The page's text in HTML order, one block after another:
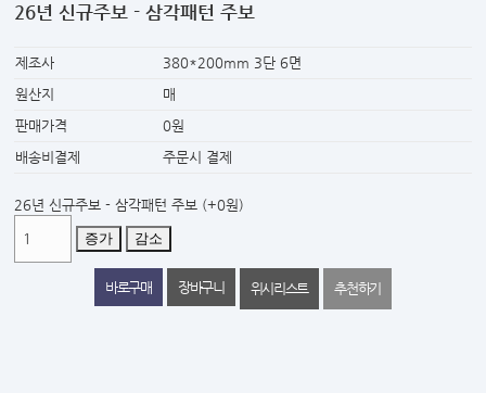
26년 신규주보 - 삼각패턴 주보
제조사
380*200mm 3단 6면
원산지
매
판매가격
0원
배송비결제
주문시 결제
26년 신규주보 - 삼각패턴 주보 (+0원)
증가 감소
위시리스트 추천하기